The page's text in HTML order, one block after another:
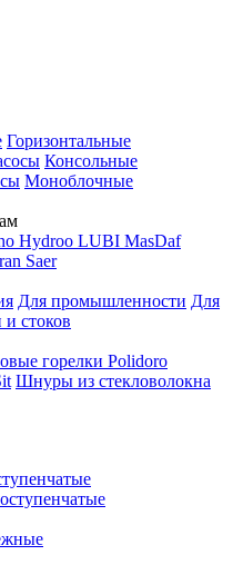
Горизонтальные
Консольные
Моноблочные
Hydroo LUBI MasDaf
Saer
Для промышленности Для
стоков
горелки Polidoro
Шнуры из стекловолокна